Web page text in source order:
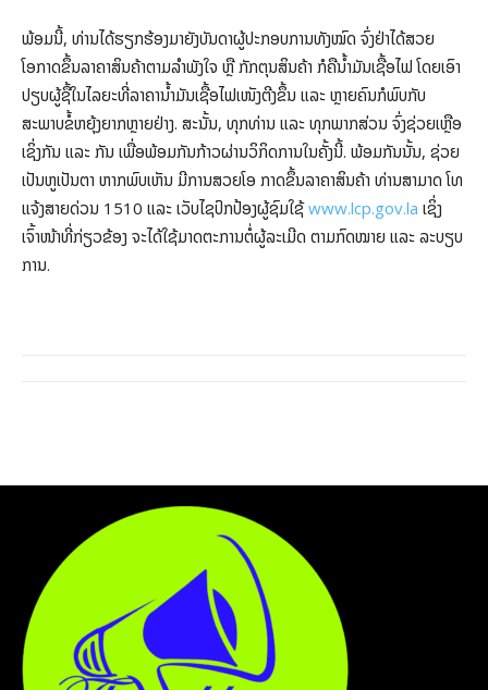
ພ້ອມນີ້, ທ່ານໄດ້ຮຽກຮ້ອງມາຍັງບັນດາຜູ້ປະກອບການທັງໝົດ ຈົ່ງຢ່າໄດ້ສວຍ
ໂອກາດຂຶ້ນລາຄາສິນຄ້າຕາມລໍາພັງໃຈ ຫຼື ກັກຕຸນສິນຄ້າ ກໍຄືນໍ້າມັນເຊື້ອໄຟ ໂດຍເອົາ
ປຽບຜູ້ຊື້ໃນໄລຍະທີ່ລາຄານໍ້າມັນເຊື້ອໄຟເໜັງຕີງຂຶ້ນ ແລະ ຫຼາຍຄົນກໍພົບກັບ
ສະພາບຂໍ້ຫຍຸ້ງຍາກຫຼາຍຢ່າງ. ສະນັ້ນ, ທຸກທ່ານ ແລະ ທຸກພາກສ່ວນ ຈົ່ງຊ່ວຍເຫຼືອ
ເຊິ່ງກັນ ແລະ ກັນ ເພື່ອພ້ອມກັນກ້າວຜ່ານວິກິດການໃນຄັ້ງນີ້. ພ້ອມກັນນັ້ນ, ຊ່ວຍ
ເປັນຫູເປັນຕາ ຫາກພົບເຫັນ ມີການສວຍໂອ ກາດຂຶ້ນລາຄາສິນຄ້າ ທ່ານສາມາດ ໂທ
ແຈ້ງສາຍດ່ວນ 1510 ແລະ ເວັບໄຊປົກປ້ອງຜູ້ຊົມໃຊ້www.lcp.gov.la ເຊິ່ງ
ເຈົ້າໜ້າທີ່ກ່ຽວຂ້ອງ ຈະໄດ້ໃຊ້ມາດຕະການຕໍ່ຜູ້ລະເມີດ ຕາມກົດໝາຍ ແລະ ລະບຽບ
ການ.